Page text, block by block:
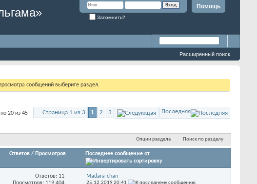
Помощь
Запомнить?
Расширенный поиск
сообщений выберите раздел.
Страница 1 из 3 1 2 3 Последняя
20 из 45
Опции раздела Поиск по разделу
Ответов / Просмотров Последнее сообщение от
Ответов: 11
Madara-chan
25.12.201920:41